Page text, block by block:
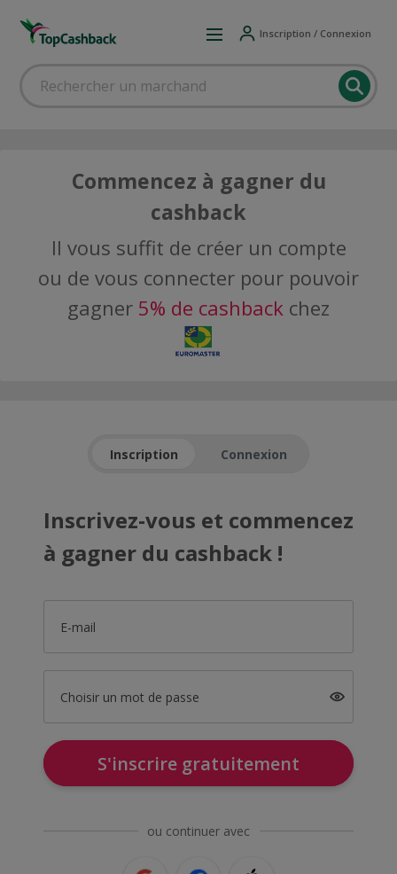
Inscription / Connexion
Commencez à gagner du
cashback
Il vous suffit de créer un compte
ou de vous connecter pour pouvoir
gagner 5% de cashback chez
Inscription Connexion
Inscrivez-vous et commencez
à gagner du cashback !
E-mail
Choisir un mot de passe
S'inscrire gratuitement
ou continuer avec